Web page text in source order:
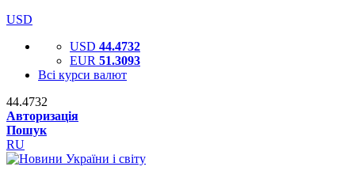
USD
USD 44.4732
EUR 51.3093
Всі курси валют
44.4732
Авторизація
Пошук
RU